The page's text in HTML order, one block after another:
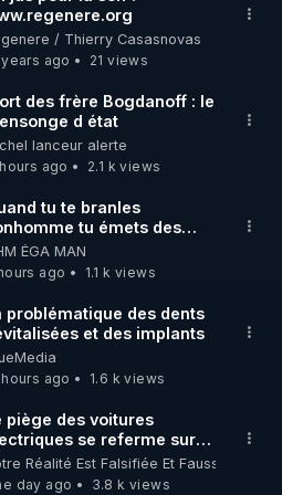
rdlr_thierrycasasnovas/
RGNR (stages,
SUR ODYSEE
sont aussi sur la
/ Thierry Casasnovas
years ago
21 views
des frère Bogdanoff : le
d état
lanceur alerte
hours ago
2.1 k views
tu te branles
tu émets des
ils ont juste omis de
ÉGA MAN
ago
1.1 k views
problématique des dents
et des implants
hours ago
1.6 k views
piège des voitures
se referme sur
usagers !
Réalité Est Falsifiée Et Fausse
day ago
3.8 k views